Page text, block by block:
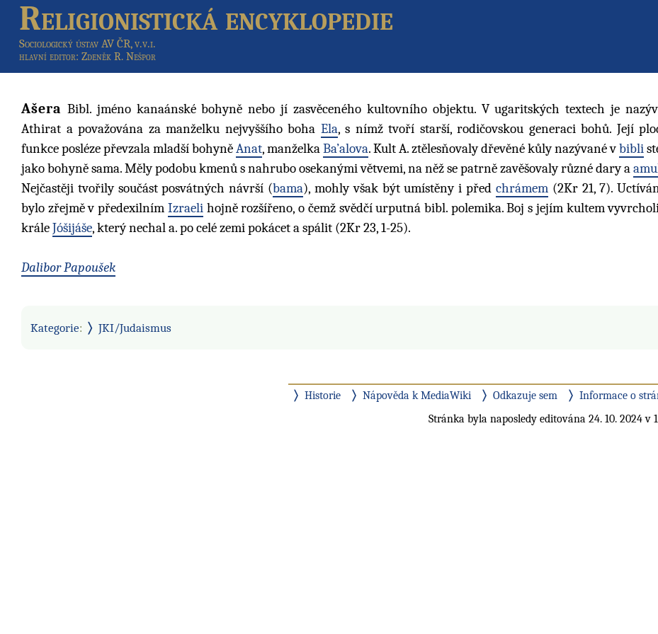
Religionistická encyklopedie
Sociologický ústav AV ČR, v.v.i.
hlavní editor: Zdeněk R. Nešpor
Ašera Bibl. jméno kanaánské bohyně nebo jí zasvěceného kultovního objektu. V ugaritských textech je
Athirat a považována za manželku nejvyššího boha Ela, s nímž tvoří starší, rodičovskou generaci bohů. Její
funkce posléze převzala mladší bohyněAnat, manželkaBa’alova. Kult A. ztělesňovaly dřevěné kůly nazývané vbibli
jako bohyně sama. Měly podobu kmenů s nahrubo osekanými větvemi, na něž se patrně zavěšovaly různé dary a
Nejčastěji tvořily součást posvátných návrší (bama), mohly však být umístěny i před chrámem(2Kr 21, 7).
bylo zřejmě v předexilním Izraelihojně rozšířeno, o čemž svědčí urputná bibl. polemika. Boj s jejím kultem
králeJóšijáše, který nechal a. po celé zemi pokácet a spálit (2Kr 23, 1-25).
Dalibor Papoušek
Kategorie: JKI/Judaismus
Historie Nápověda k MediaWiki Odkazuje sem
Informace o
Stránka byla naposledy editována 24. 10. 2024 v